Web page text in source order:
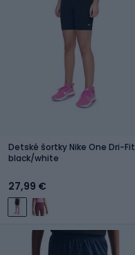
Detské šortky Nike One Dri-Fit
black/white
27,99 €